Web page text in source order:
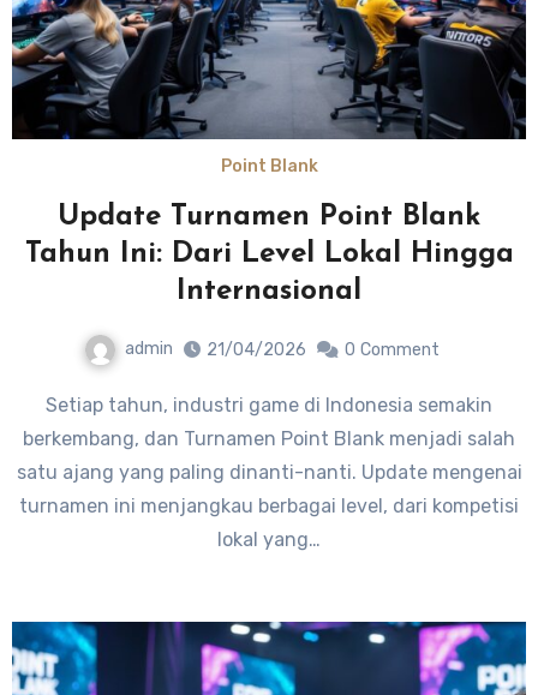
Point Blank
Update Turnamen Point Blank
Tahun Ini: Dari Level Lokal Hingga
Internasional
admin 21/04/2026 0 Comment
Setiap tahun, industri game di Indonesia semakin
berkembang, dan Turnamen Point Blank menjadi salah
satu ajang yang paling dinanti-nanti. Update mengenai
turnamen ini menjangkau berbagai level, dari kompetisi
lokal yang…